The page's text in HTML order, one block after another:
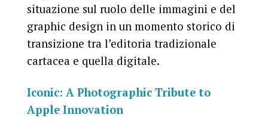
situazione sul ruolo delle immagini e del
graphic design in un momento storico di
transizione tra l’editoria tradizionale
cartacea e quella digitale.
Iconic: A Photographic Tribute to
Apple Innovation